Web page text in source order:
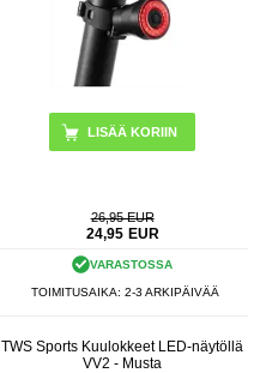
26,95 EUR
24,95 EUR
VARASTOSSA
TOIMITUSAIKA: 2-3 ARKIPÄIVÄÄ
TWS Sports Kuulokkeet LED-näytöllä
VV2 - Musta